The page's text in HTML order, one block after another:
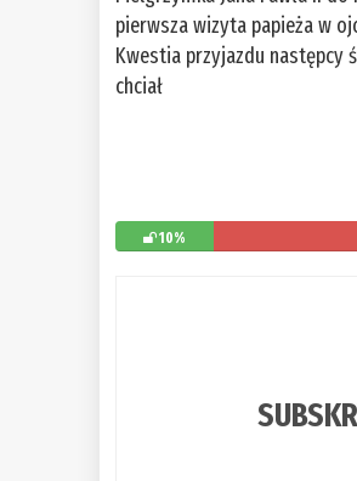
pierwsza wizyta papieża w
Kwestia przyjazdu następcy
chciał
10%